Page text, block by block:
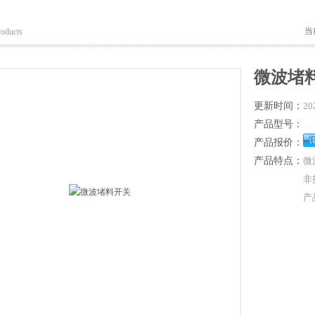
当
微波堵
更新时间：
产品型号：
产品报价：
产品特点： 微
非
产